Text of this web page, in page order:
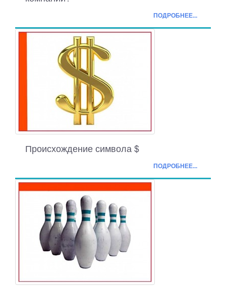
ПОДРОБНЕЕ...
Происхождение символа $
ПОДРОБНЕЕ...